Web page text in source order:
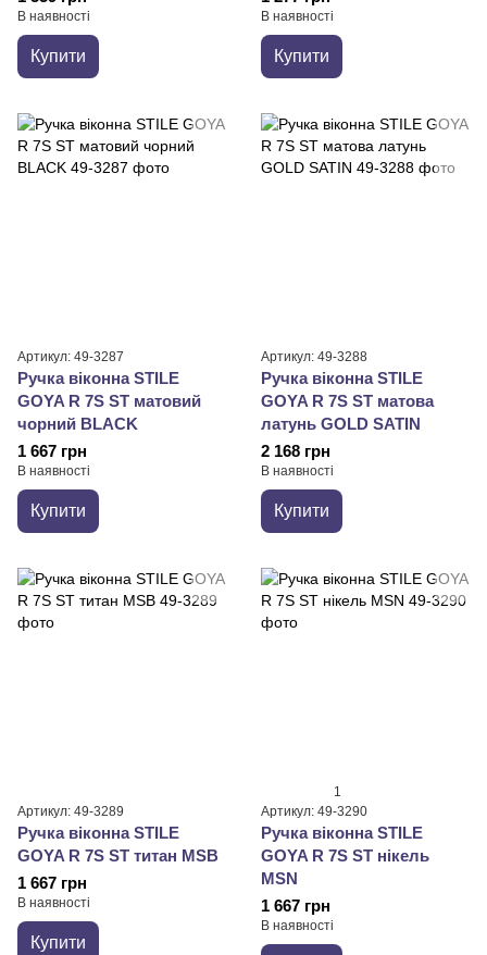
В наявності
Купити
В наявності
Купити
Артикул: 49-3287
Ручка віконна STILE
GOYA R 7S ST матовий
чорний BLACK
1 667 грн
В наявності
Купити
Артикул: 49-3288
Ручка віконна STILE
GOYA R 7S ST матова
латунь GOLD SATIN
2 168 грн
В наявності
Купити
Артикул: 49-3289
Ручка віконна STILE
GOYA R 7S ST титан MSB
1 667 грн
В наявності
Купити
1
Артикул: 49-3290
Ручка віконна STILE
GOYA R 7S ST нікель
MSN
1 667 грн
В наявності